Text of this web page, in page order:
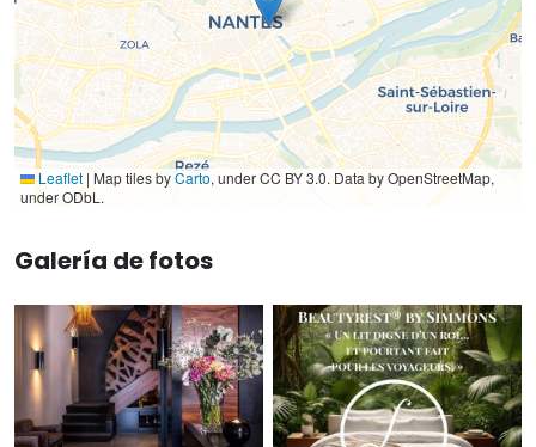
Leaflet | Map tiles byCarto, under CC BY 3.0. Data by OpenStreetMap,
under ODbL.
Galería de fotos